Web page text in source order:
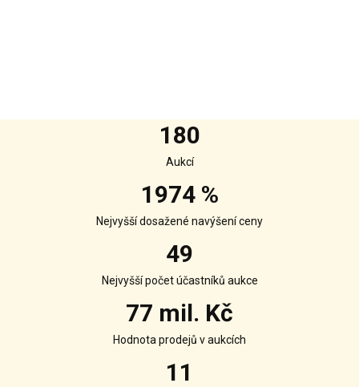
180
Aukcí
1974 %
Nejvyšší dosažené navýšení ceny
49
Nejvyšší počet účastníků aukce
77 mil. Kč
Hodnota prodejů v aukcích
11